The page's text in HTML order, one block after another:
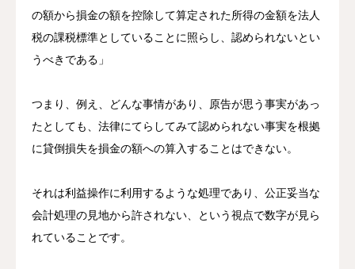
の額から損金の額を控除して算定された所得の金額を法人
税の課税標準としていることに照らし、認められないとい
うべきである」
つまり、例え、どんな事情があり、原告が思う事実があっ
たとしても、法律にてらしてみて認められない事実を根拠
に貸倒損失を損金の額への算入することはできない。
それは利益操作に利用するような処理であり、公正妥当な
会計処理の見地から許されない、という視点で数字が見ら
れていることです。